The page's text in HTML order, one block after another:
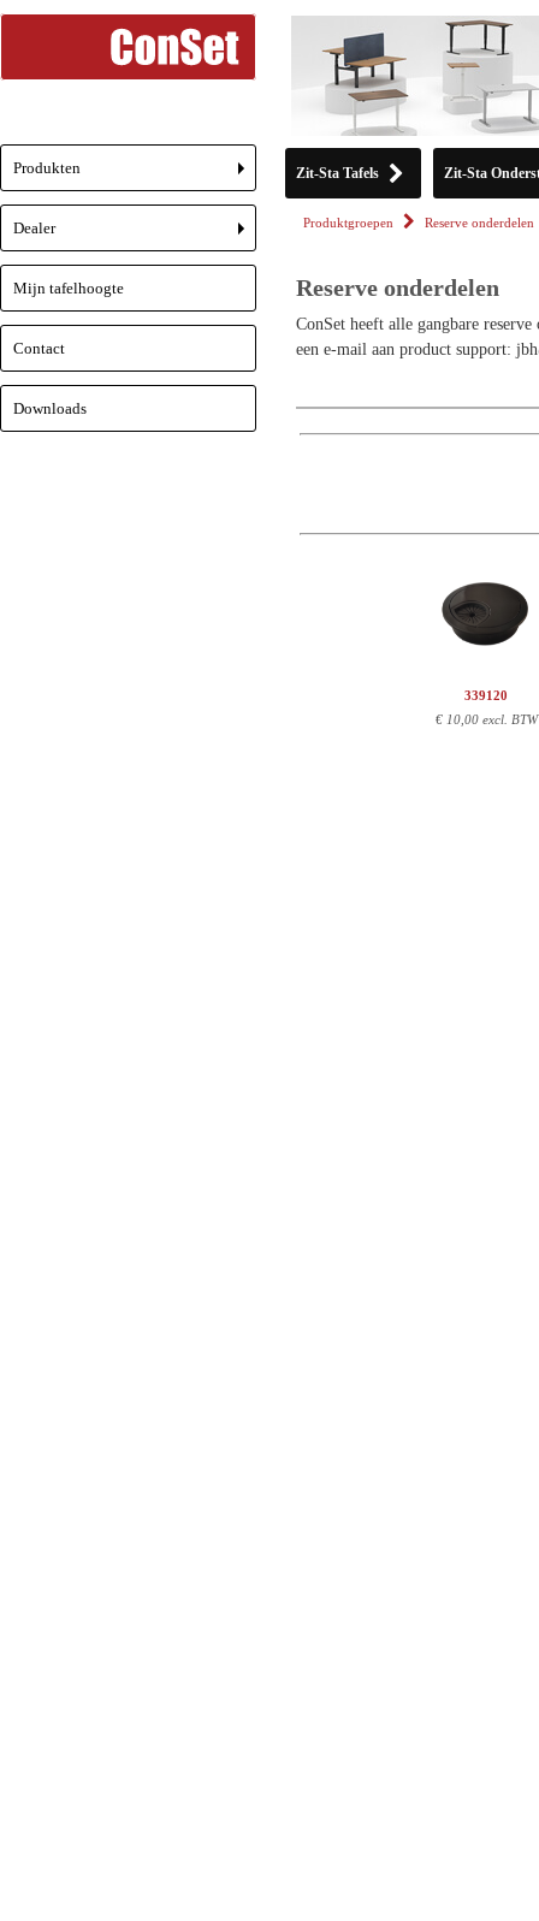
Zit-Sta Tafels Zit-Sta
Produktgroepen Reserve onderdelen
Reserve onderdelen
ConSet heeft alle gangbare
een e-mail aan product support:
339120
€ 10,00 excl. BTW
+
Produkten
+
Dealer
Mijn tafelhoogte
Contact
Downloads